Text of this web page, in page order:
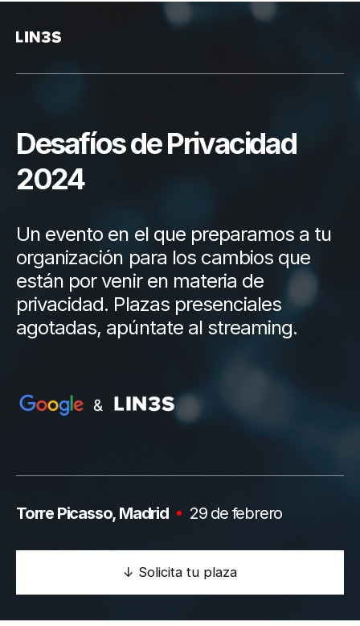
Desafíos de Privacidad
2024
Un evento en el que preparamos a tu
organización para los cambios que
están por venir en materia de
privacidad. Plazas presenciales
agotadas, apúntate al streaming.
Torre Picasso, Madrid 29 de febrero
↓ Solicita tu plaza